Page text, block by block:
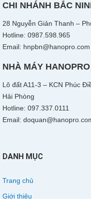
CHI NHÁNH BẮC
28 Nguyễn Giản Thanh –
Hotline: 0987.598.965
Email: hnpbn@hanopro.com
NHÀ MÁY
Lô đất A11-3 – KCN Phúc
Hải Phòng
Hotline: 097.337.0111
Email:
DANH MỤC
Trang chủ
Giới thiệu